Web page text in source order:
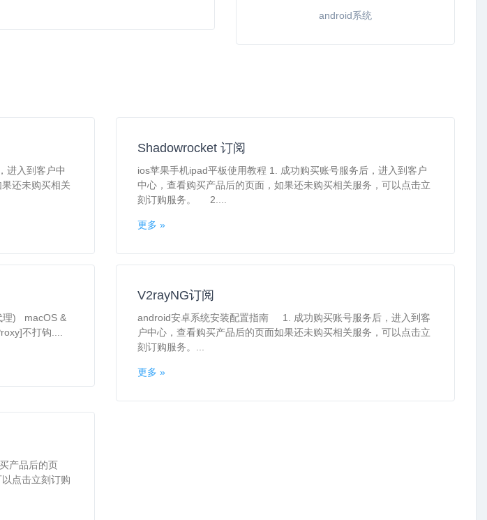
android系统
进入到客户中
还未购买相关
Shadowrocket 订阅
ios苹果手机ipad平板使用教程 1. 成功购买账号服务后，进入到客户
中心，查看购买产品后的页面，如果还未购买相关服务，可以点击立
刻订购服务。 2....
更多 »
理) macOS &
不打钩....
V2rayNG订阅
android安卓系统安装配置指南 1. 成功购买账号服务后，进入到客
户中心，查看购买产品后的页面如果还未购买相关服务，可以点击立
刻订购服务。...
更多 »
产品后的页
点击立刻订购